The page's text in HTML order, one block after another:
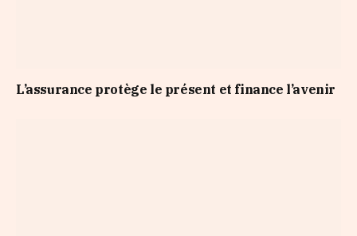
L’assurance protège le présent et finance l’avenir